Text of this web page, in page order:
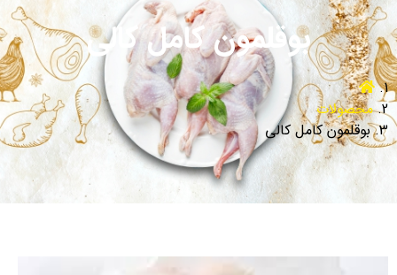
بوقلمون کامل کالی
محصولات
بوقلمون کامل کالی